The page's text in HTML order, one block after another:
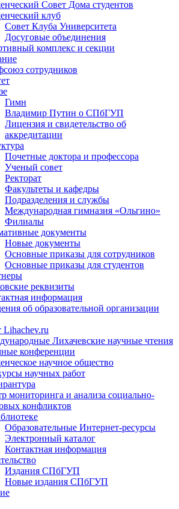
Совет Дома студентов
клуб
Совет Клуба Университета
Досуговые объединения
комплекс и секции
сотрудников
Гимн
Владимир Путин о СПбГУП
Лицензия и свидетельство об
аккредитации
Почетные доктора и профессора
Ученый совет
Ректорат
Факультеты и кафедры
Подразделения и службы
Международная гимназия «Ольгино»
Филиалы
документы
Новые документы
Основные приказы для сотрудников
Основные приказы для студентов
реквизиты
информация
об образовательной организации
Lihachev.ru
Лихачевские научные чтения
конференции
научное общество
научных работ
мониторинга и анализа социально-
конфликтов
Образовательные Интернет-ресурсы
Электронный каталог
Контактная информация
Издания СПбГУП
Новые издания СПбГУП